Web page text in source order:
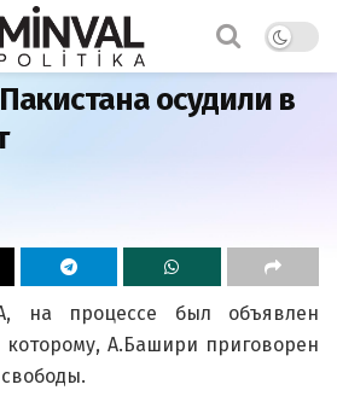
осудили в
на процессе был объявлен
которому, А.Башири приговорен